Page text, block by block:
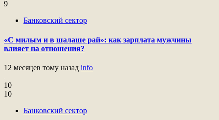
9
Банковский сектор
«С милым и в шалаше рай»: как зарплата мужчины
влияет на отношения?
12 месяцев тому назад info
10
10
Банковский сектор